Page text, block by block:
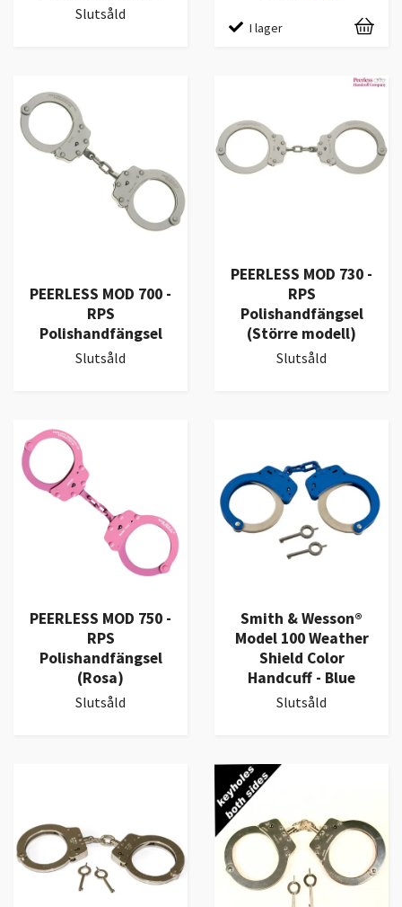
Slutsåld
I lager
PEERLESS MOD 700 -
RPS
Polishandfängsel
Slutsåld
PEERLESS MOD 730 -
RPS
Polishandfängsel
(Större modell)
Slutsåld
PEERLESS MOD 750 -
RPS
Polishandfängsel
(Rosa)
Slutsåld
Smith & Wesson®
Model 100 Weather
Shield Color
Handcuff - Blue
Slutsåld